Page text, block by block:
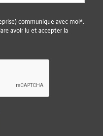
communique avec moi*.
avoir lu et accepter la